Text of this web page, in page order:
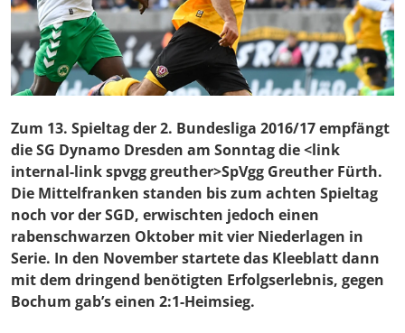
Zum 13. Spieltag der 2. Bundesliga 2016/17 empfängt
die SG Dynamo Dresden am Sonntag die <link
internal-link spvgg greuther>SpVgg Greuther Fürth.
Die Mittelfranken standen bis zum achten Spieltag
noch vor der SGD, erwischten jedoch einen
rabenschwarzen Oktober mit vier Niederlagen in
Serie. In den November startete das Kleeblatt dann
mit dem dringend benötigten Erfolgserlebnis, gegen
Bochum gab’s einen 2:1-Heimsieg.